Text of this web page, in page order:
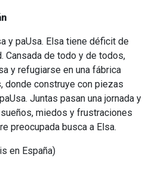
y paUsa. Elsa tiene déficit de
Cansada de todo y de todos,
y refugiarse en una fábrica
donde construye con piezas
Juntas pasan una jornada y
miedos y frustraciones
preocupada busca a Elsa.
en España)